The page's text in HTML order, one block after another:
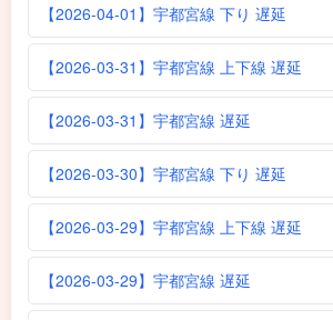
【2026-04-01】宇都宮線 下り 遅延
【2026-03-31】宇都宮線 上下線 遅延
【2026-03-31】宇都宮線 遅延
【2026-03-30】宇都宮線 下り 遅延
【2026-03-29】宇都宮線 上下線 遅延
【2026-03-29】宇都宮線 遅延